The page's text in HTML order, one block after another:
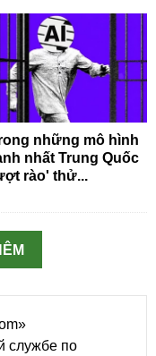
những mô hình
nhất Trung Quốc
rào' thử...
службе по